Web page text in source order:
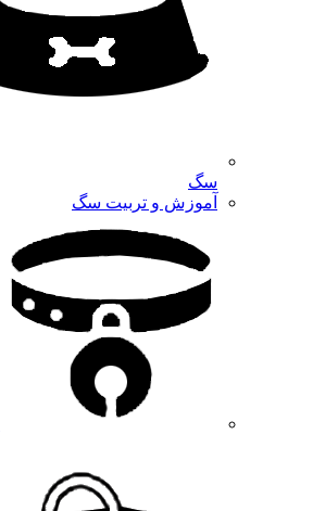
سگ
آموزش و تربیت سگ